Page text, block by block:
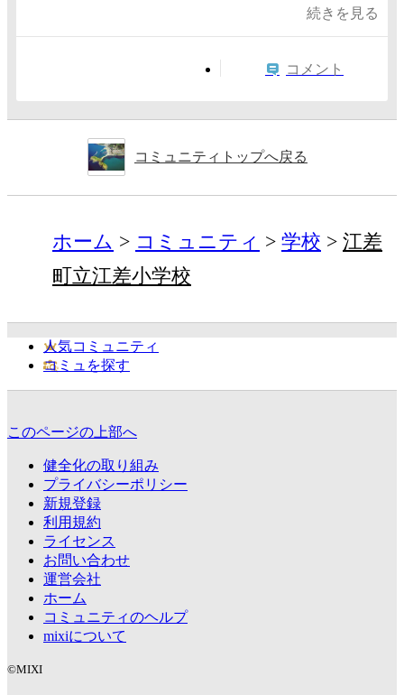
続きを見る
コメント
コミュニティトップへ戻る
ホーム コミュニティ 学校
江差
町立江差小学校
人気コミュニティ
コミュを探す
このページの上部へ
健全化の取り組み
プライバシーポリシー
新規登録
利用規約
ライセンス
お問い合わせ
運営会社
ホーム
コミュニティのヘルプ
mixiについて
©MIXI